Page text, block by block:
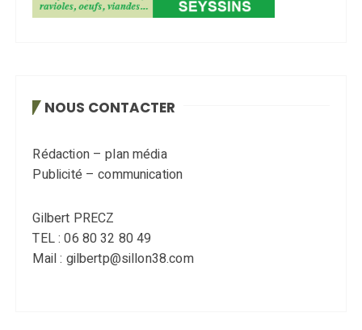
NOUS CONTACTER
Rédaction – plan média
Publicité – communication
Gilbert PRECZ
TEL : 06 80 32 80 49
Mail : gilbertp@sillon38.com